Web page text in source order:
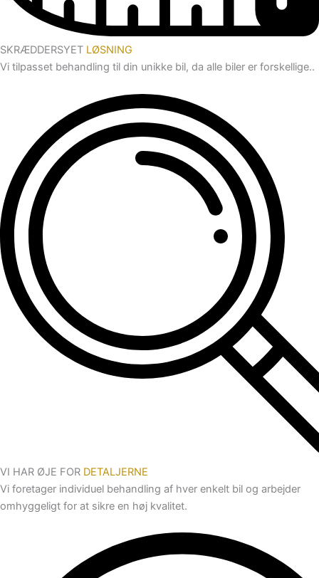
SKRÆDDERSYET LØSNING
Vi tilpasset behandling til din unikke bil, da alle biler er forskellige..
VI HAR ØJE FOR DETALJERNE
Vi foretager individuel behandling af hver enkelt bil og arbejder
omhyggeligt for at sikre en høj kvalitet.